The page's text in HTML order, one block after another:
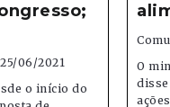
25/06/2021
o início do
O
disse